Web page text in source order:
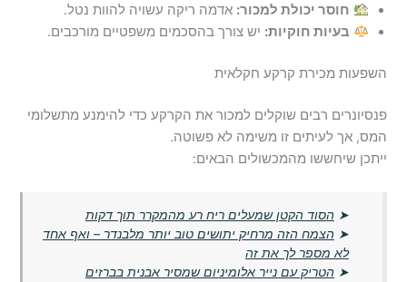
חוסר יכולת למכור: אדמה ריקה עשויה להוות נטל.
בעיות חוקיות: יש צורך בהסכמים משפטיים מורכבים.
השפעות מכירת קרקע חקלאית
פנסיונרים רבים שוקלים למכור את הקרקע כדי להימנע מתשלומי
המס, אך לעיתים זו משימה לא פשוטה.
ייתכן שיחששו מהמכשולים הבאים:
➤ הסוד הקטן שמעלים ריח רע מהמקרר תוך דקות
➤ הצמח הזה מרחיק יתושים טוב יותר מלבנדר – ואף אחד
לא מספר לך את זה
➤ הטריק עם נייר אלומיניום שמסיר אבנית בברזים